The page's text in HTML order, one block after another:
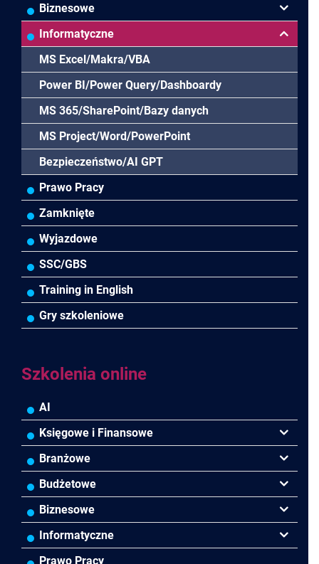
Finanse
Controlling
Rady Nadzorcze/Zarząd
Biura rachunkowe
Prawo-Kadry i płace
Budowlana/Deweloperska
HoReCa
TSL
Ubezpieczenia
Wodociągi/Kanalizacja
Pozostałe branże
Rachunkowość budżetowa
Kadry i płace
Prawo
Podatki
Pozostałe
Biznesowe
Przywództwo/Zarządzanie
Zarządzanie projektami/Procesami
HR/Zarządzanie Kapitałem Ludzkim
Prawo pracy
Asystentka/Sekretarka
Negocjacje/Sprzedaż/Obsługa Klienta
Efektywność osobista/Wellbeing
Informatyczne
MS Excel/Makra/VBA
Power BI/Power Query/Dashboardy
MS 365/SharePoint/Bazy danych
MS Project/Word/PowerPoint
Bezpieczeństwo/AI GPT
Prawo Pracy
Zamknięte
Wyjazdowe
SSC/GBS
Training in English
Gry szkoleniowe
Szkolenia online
AI
Księgowe i Finansowe
Podatki
Rachunkowość
Finanse
Controlling
Rady Nadzorcze/Zarząd
Branżowe
Banki
Budownictwo/Deweloperka
HoReCa
TSL
Budżetowe
Rachunkowość Budżetowa
Kadry i płace
Prawo
Biznesowe
Przywództwo/Zarządzanie
Zarządzanie projektami/Procesami
Informatyczne
MS Excel/Makra/VBA
Prawo Pracy